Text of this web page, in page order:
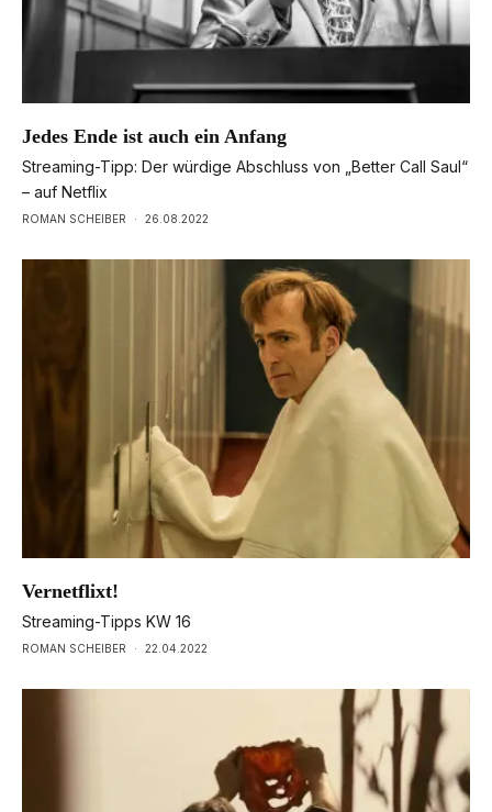
Jedes Ende ist auch ein Anfang
Streaming-Tipp: Der würdige Abschluss von „Better Call Saul“
– auf Netflix
ROMAN SCHEIBER · 26.08.2022
Vernetflixt!
Streaming-Tipps KW 16
ROMAN SCHEIBER · 22.04.2022